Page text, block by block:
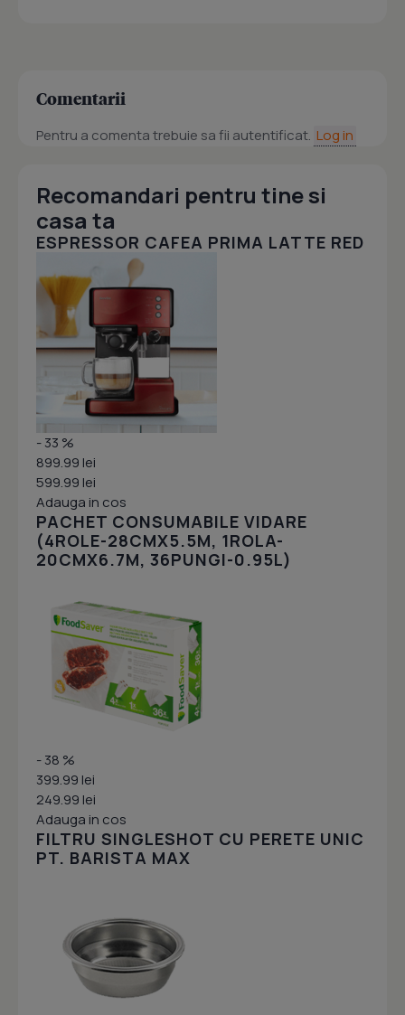
Comentarii
Pentru a comenta trebuie sa fii autentificat. Log in
Recomandari pentru tine si
casa ta
ESPRESSOR CAFEA PRIMA LATTE RED
- 33 %
899.99 lei
599.99 lei
Adauga in cos
PACHET CONSUMABILE VIDARE
(4ROLE-28CMX5.5M, 1ROLA-
20CMX6.7M, 36PUNGI-0.95L)
- 38 %
399.99 lei
249.99 lei
Adauga in cos
FILTRU SINGLESHOT CU PERETE UNIC
PT. BARISTA MAX